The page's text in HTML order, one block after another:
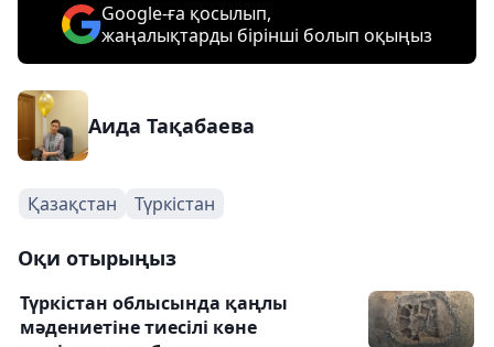
Google-ға қосылып,
жаңалықтарды бірінші болып оқыңыз
Аида Тақабаева
Қазақстан Түркістан
Оқи отырыңыз
Түркістан облысында қаңлы
мәдениетіне тиесілі көне